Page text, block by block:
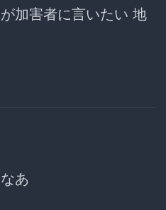
加害者に言いたい 地
あ